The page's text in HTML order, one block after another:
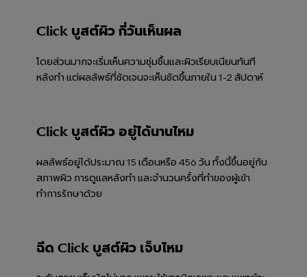
Click บูสต์ผิว กี่วันเห็นผล
โดยส่วนมากจะเริ่มเห็นความชุ่มชื้นและผิวเรียบเนียนทันที
หลังทำ แต่ผลลัพธ์ที่ชัดเจนจะเห็นชัดขึ้นภายใน 1-2 สัปดาห์
Click บูสต์ผิว อยู่ได้นานไหม
ผลลัพธ์อยู่ได้ประมาณ 15 เดือนหรือ 456 วัน ทั้งนี้ขึ้นอยู่กับ
สภาพผิว การดูแลหลังทำ และจำนวนครั้งที่ทำของผู้เข้า
ทำการรักษาด้วย
ฉีด Click บูสต์ผิว เจ็บไหม